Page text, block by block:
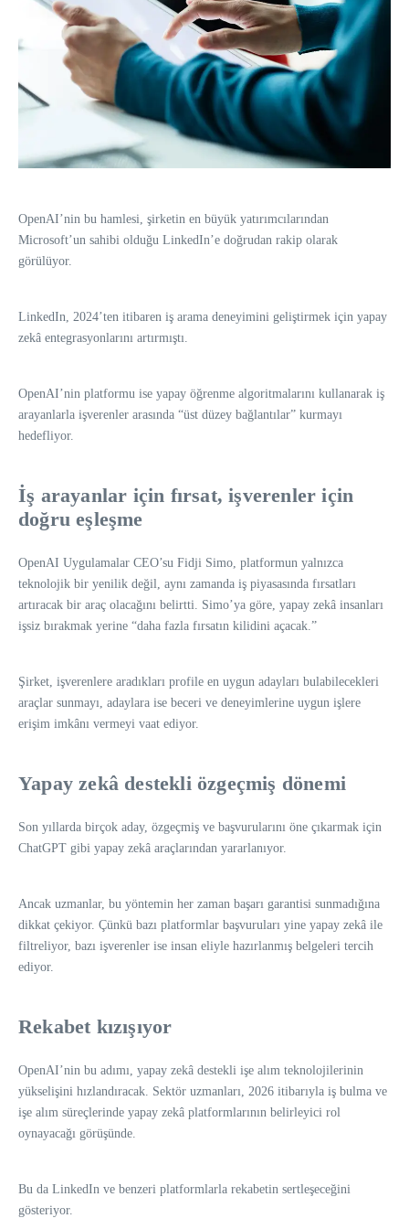
OpenAI’nin bu hamlesi, şirketin en büyük yatırımcılarından
Microsoft’un sahibi olduğu LinkedIn’e doğrudan rakip olarak
görülüyor.
LinkedIn, 2024’ten itibaren iş arama deneyimini geliştirmek için yapay
zekâ entegrasyonlarını artırmıştı.
OpenAI’nin platformu ise yapay öğrenme algoritmalarını kullanarak iş
arayanlarla işverenler arasında “üst düzey bağlantılar” kurmayı
hedefliyor.
İş arayanlar için fırsat, işverenler için
doğru eşleşme
OpenAI Uygulamalar CEO’su Fidji Simo, platformun yalnızca
teknolojik bir yenilik değil, aynı zamanda iş piyasasında fırsatları
artıracak bir araç olacağını belirtti. Simo’ya göre, yapay zekâ insanları
işsiz bırakmak yerine “daha fazla fırsatın kilidini açacak.”
Şirket, işverenlere aradıkları profile en uygun adayları bulabilecekleri
araçlar sunmayı, adaylara ise beceri ve deneyimlerine uygun işlere
erişim imkânı vermeyi vaat ediyor.
Yapay zekâ destekli özgeçmiş dönemi
Son yıllarda birçok aday, özgeçmiş ve başvurularını öne çıkarmak için
ChatGPT gibi yapay zekâ araçlarından yararlanıyor.
Ancak uzmanlar, bu yöntemin her zaman başarı garantisi sunmadığına
dikkat çekiyor. Çünkü bazı platformlar başvuruları yine yapay zekâ ile
filtreliyor, bazı işverenler ise insan eliyle hazırlanmış belgeleri tercih
ediyor.
Rekabet kızışıyor
OpenAI’nin bu adımı, yapay zekâ destekli işe alım teknolojilerinin
yükselişini hızlandıracak. Sektör uzmanları, 2026 itibarıyla iş bulma ve
işe alım süreçlerinde yapay zekâ platformlarının belirleyici rol
oynayacağı görüşünde.
Bu da LinkedIn ve benzeri platformlarla rekabetin sertleşeceğini
gösteriyor.